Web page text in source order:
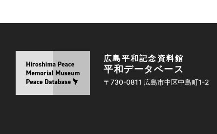
広島平和記念資料館
平和データベース
〒730-0811 広島市中区中島町1-2